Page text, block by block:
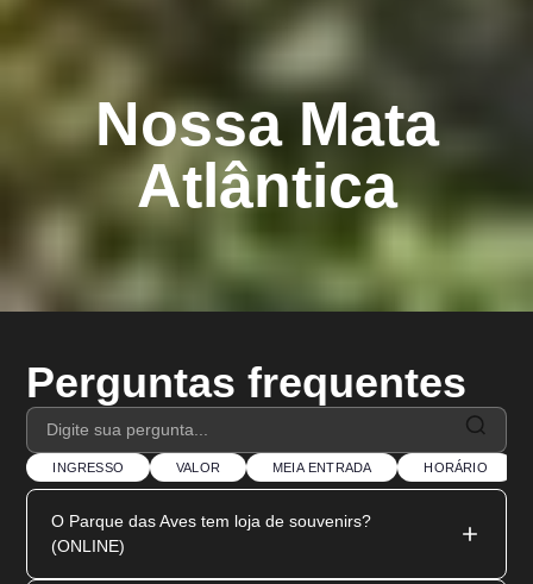
Nossa Mata
Atlântica
Perguntas frequentes
INGRESSO VALOR MEIA ENTRADA HORÁRIO
O Parque das Aves tem loja de souvenirs?
(ONLINE)